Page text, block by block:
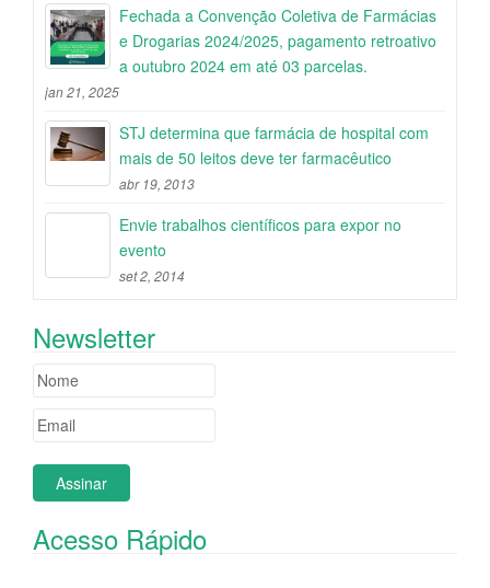
Fechada a Convenção Coletiva de Farmácias
e Drogarias 2024/2025, pagamento retroativo
a outubro 2024 em até 03 parcelas.
jan 21, 2025
STJ determina que farmácia de hospital com
mais de 50 leitos deve ter farmacêutico
abr 19, 2013
Envie trabalhos científicos para expor no
evento
set 2, 2014
Newsletter
Acesso Rápido